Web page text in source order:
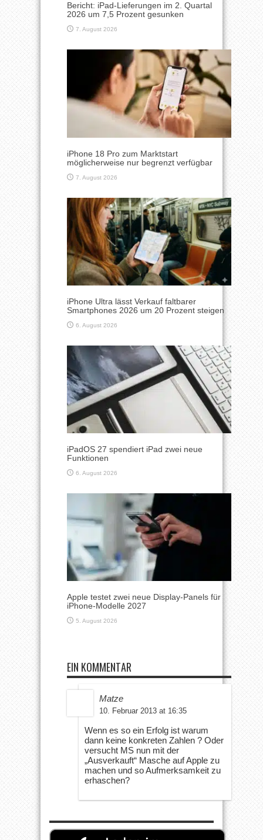
Bericht: iPad-Lieferungen im 2. Quartal
2026 um 7,5 Prozent gesunken
7. August 2026
iPhone 18 Pro zum Marktstart
möglicherweise nur begrenzt verfügbar
7. August 2026
iPhone Ultra lässt Verkauf faltbarer
Smartphones 2026 um 20 Prozent steigen
6. August 2026
iPadOS 27 spendiert iPad zwei neue
Funktionen
6. August 2026
Apple testet zwei neue Display-Panels für
iPhone-Modelle 2027
5. August 2026
EIN KOMMENTAR
Matze
10. Februar 2013 at 16:35
Wenn es so ein Erfolg ist warum
dann keine konkreten Zahlen ? Oder
versucht MS nun mit der
„Ausverkauft“ Masche auf Apple zu
machen und so Aufmerksamkeit zu
erhaschen?